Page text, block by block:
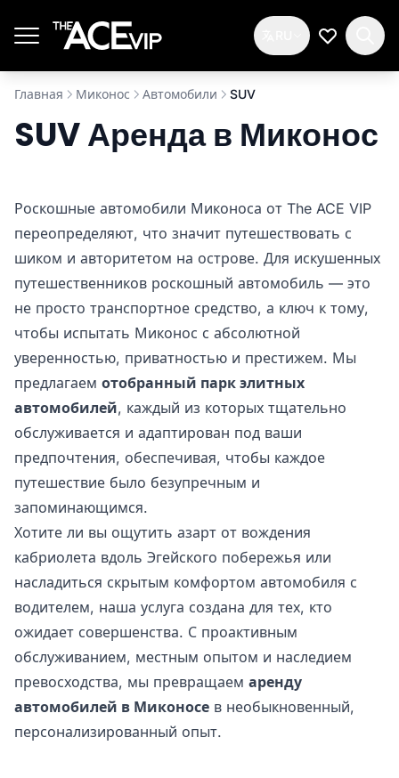
Мой
Главная Миконос Автомобили SUV
SUV Аренда в Миконос
Роскошные автомобили Миконоса от The ACE VIP
переопределяют, что значит путешествовать с
шиком и авторитетом на острове. Для искушенных
путешественников роскошный автомобиль — это
не просто транспортное средство, а ключ к тому,
чтобы испытать Миконос с абсолютной
уверенностью, приватностью и престижем. Мы
предлагаем отобранный парк элитных
автомобилей, каждый из которых тщательно
обслуживается и адаптирован под ваши
предпочтения, обеспечивая, чтобы каждое
путешествие было безупречным и
запоминающимся.
Хотите ли вы ощутить азарт от вождения
кабриолета вдоль Эгейского побережья или
насладиться скрытым комфортом автомобиля с
водителем, наша услуга создана для тех, кто
ожидает совершенства. С проактивным
обслуживанием, местным опытом и наследием
превосходства, мы превращаем аренду
автомобилей в Миконосе в необыкновенный,
персонализированный опыт.